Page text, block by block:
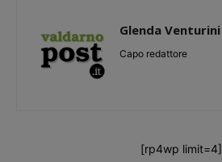
Glenda Venturini
Capo redattore
[rp4wp limit=4]